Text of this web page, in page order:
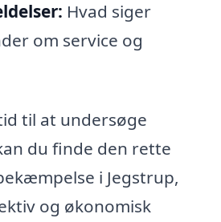
Hvad siger
om service og
til at undersøge
du finde den rette
i Jegstrup,
og økonomisk